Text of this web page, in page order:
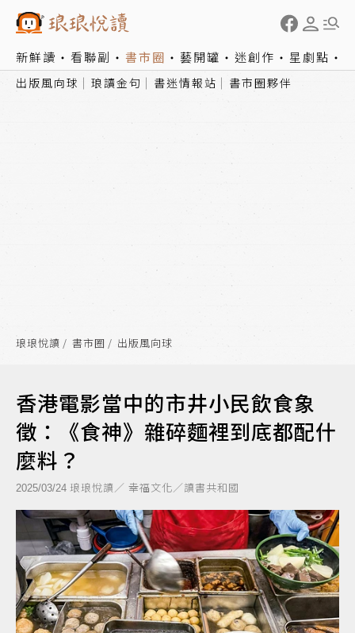
新鮮讀 看聯副 書市圈 藝開罐 迷創作 星劇點
出版風向球 琅讀金句 書迷情報站 書市圈夥伴
琅琅悅讀 書市圈 出版風向球
香港電影當中的市井小民飲食象
徵：《食神》雜碎麵裡到底都配什
麼料？
2025/03/24 琅琅悅讀／ 幸福文化／讀書共和國